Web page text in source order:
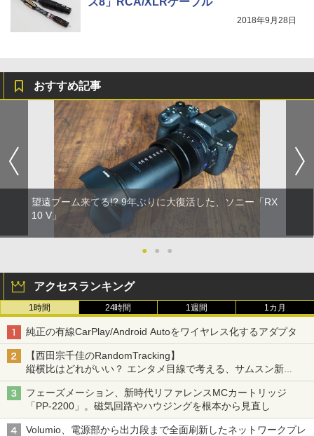
2018年9月28日
おすすめ記事
望遠ブーム来てる!? 9年ぶりに大復活した、ソニー「RX
10 V」
● ● ●
アクセスランキング
1時間 24時間 1週間 1カ月
純正の有線CarPlay/Android Autoをワイヤレス化するアダプタ
【西田宗千佳のRandomTracking】
縦横比はどれがいい？ エンタメ目線で考える、サムスン新
「Galaxy Z Fold」
フェーズメーション、新時代リファレンスMCカートリッジ
「PP-2200」。磁気回路やハウジングを根本から見直し
Volumio、電源部から出力段まで全面刷新したネットワークプレ